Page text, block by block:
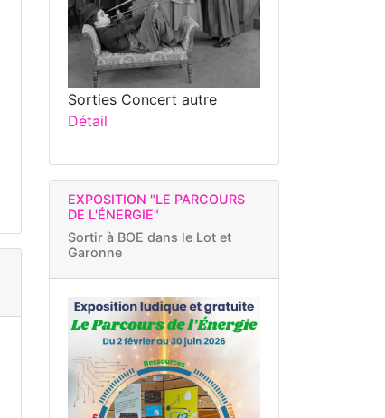
Sorties Concert autre
Détail
EXPOSITION "LE PARCOURS
DE L'ÉNERGIE"
Sortir à BOE dans le Lot et
Garonne